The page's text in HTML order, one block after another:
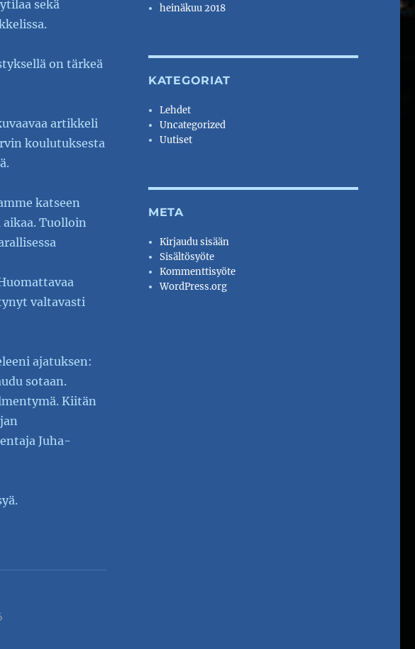
sekä
on tärkeä
artikkeli
koulutuksesta
katseen
Tuolloin
valtavasti
ajatuksen:
sotaan.
Kiitän
Juha-
heinäkuu 2018
KATEGORIAT
Lehdet
Uncategorized
Uutiset
META
Kirjaudu sisään
Sisältösyöte
Kommenttisyöte
WordPress.org